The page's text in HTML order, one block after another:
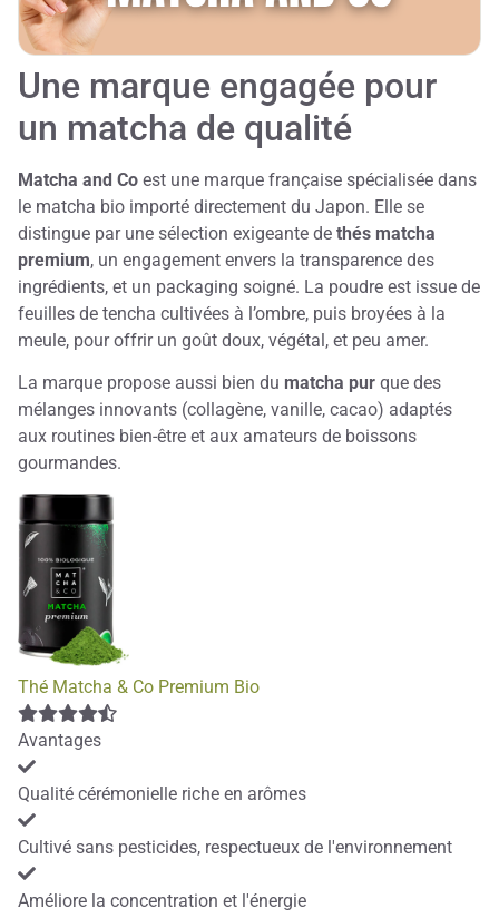
Une marque engagée pour
un matcha de qualité
Matcha and Co est une marque française spécialisée dans
le matcha bio importé directement du Japon. Elle se
distingue par une sélection exigeante de thés matcha
premium, un engagement envers la transparence des
ingrédients, et un packaging soigné. La poudre est issue de
feuilles de tencha cultivées à l’ombre, puis broyées à la
meule, pour offrir un goût doux, végétal, et peu amer.
La marque propose aussi bien du matcha pur que des
mélanges innovants (collagène, vanille, cacao) adaptés
aux routines bien-être et aux amateurs de boissons
gourmandes.
Thé Matcha & Co Premium Bio
Avantages
Qualité cérémonielle riche en arômes
Cultivé sans pesticides, respectueux de l'environnement
Améliore la concentration et l'énergie